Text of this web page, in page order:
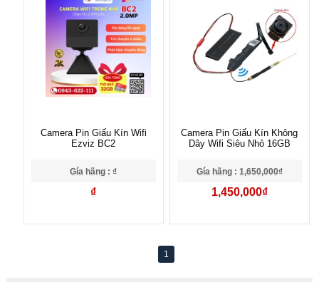
Camera Pin Giấu Kín Wifi
Ezviz BC2
Gía hãng : ₫
₫
Camera Pin Giấu Kín Không
Dây Wifi Siêu Nhỏ 16GB
Gía hãng : 1,650,000₫
1,450,000₫
1